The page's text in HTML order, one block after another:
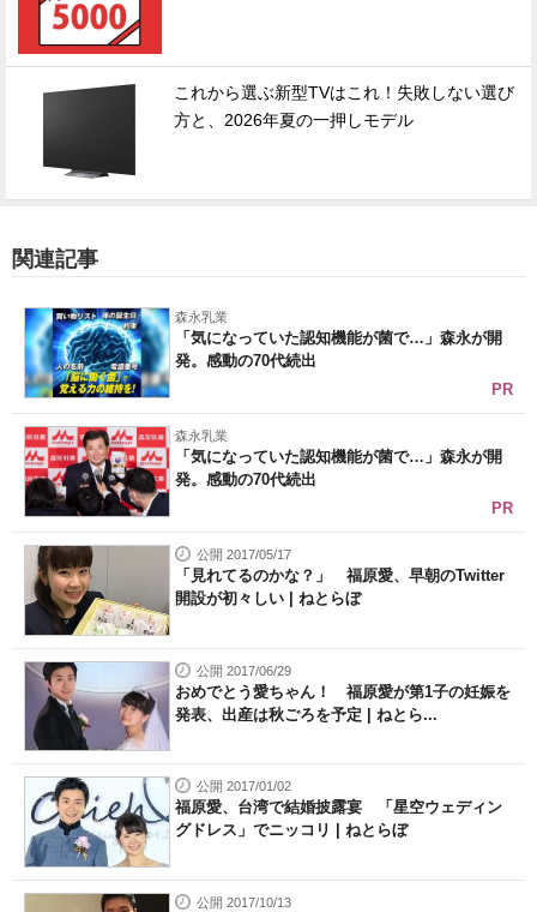
これから選ぶ新型TVはこれ！失敗しない選び
方と、2026年夏の一押しモデル
関連記事
森永乳業
「気になっていた認知機能が菌で…」森永が開
発。感動の70代続出
PR
森永乳業
「気になっていた認知機能が菌で…」森永が開
発。感動の70代続出
PR
公開 2017/05/17
「見れてるのかな？」 福原愛、早朝のTwitter
開設が初々しい | ねとらぼ
公開 2017/06/29
おめでとう愛ちゃん！ 福原愛が第1子の妊娠を
発表、出産は秋ごろを予定 | ねとら...
公開 2017/01/02
福原愛、台湾で結婚披露宴 「星空ウェディン
グドレス」でニッコリ | ねとらぼ
公開 2017/10/13